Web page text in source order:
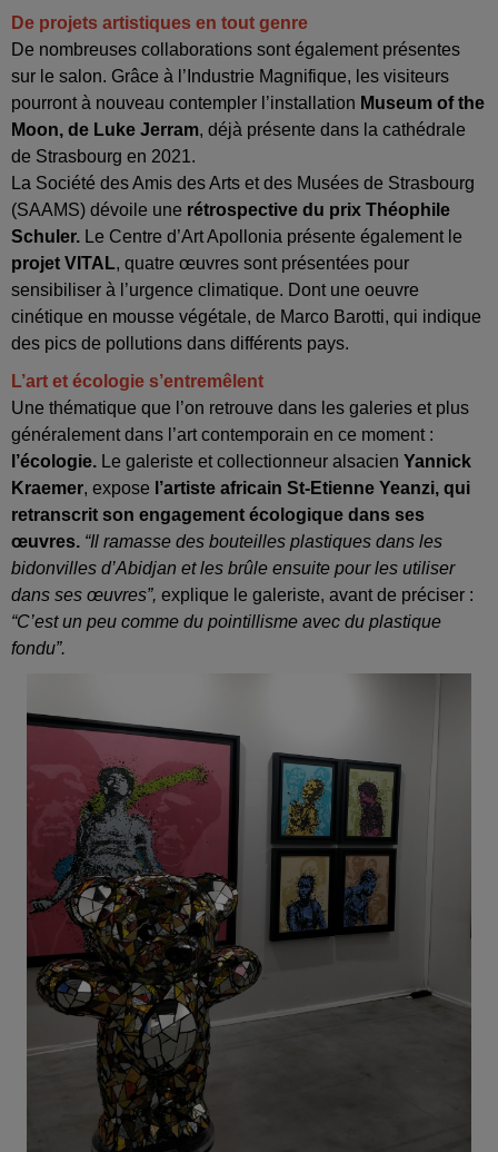
De projets artistiques en tout genre
De nombreuses collaborations sont également présentes
sur le salon. Grâce à l’Industrie Magnifique, les visiteurs
pourront à nouveau contempler l’installation Museum of the
Moon, de Luke Jerram, déjà présente dans la cathédrale
de Strasbourg en 2021.
La Société des Amis des Arts et des Musées de Strasbourg
(SAAMS) dévoile une rétrospective du prix Théophile
Schuler. Le Centre d’Art Apollonia présente également le
projet VITAL, quatre œuvres sont présentées pour
sensibiliser à l’urgence climatique. Dont une oeuvre
cinétique en mousse végétale, de Marco Barotti, qui indique
des pics de pollutions dans différents pays.
L’art et écologie s’entremêlent
Une thématique que l’on retrouve dans les galeries et plus
généralement dans l’art contemporain en ce moment :
l’écologie. Le galeriste et collectionneur alsacien Yannick
Kraemer, expose l’artiste africain St-Etienne Yeanzi, qui
retranscrit son engagement écologique dans ses
œuvres. “Il ramasse des bouteilles plastiques dans les
bidonvilles d’Abidjan et les brûle ensuite pour les utiliser
dans ses œuvres”, explique le galeriste, avant de préciser :
“C’est un peu comme du pointillisme avec du plastique
fondu”.